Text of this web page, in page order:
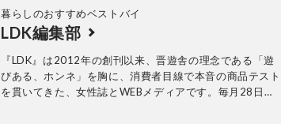
法の立案から試験デザイン、試験装置の製作、テスト実施
まで一貫した商品テストを手がける。日用雑貨品や家電製
一目で結果が分かるビジュアル性を伴う手法を心がけてい
る。趣味はプラモデル作り。
暮らしのおすすめベストバイ
LDK編集部
『LDK』は2012年の創刊以来、晋遊舎の理念である「遊
びある、ホンネ」を胸に、消費者目線で本音の商品テスト
を貫いてきた、女性誌とWEBメディアです。毎月28日発